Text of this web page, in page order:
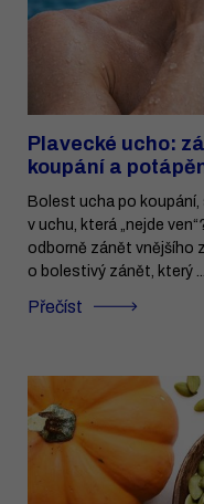
Plavecké ucho:
koupání a
Bolest ucha po
v uchu, která „nejde
odborně zánět vnějšího
o bolestivý zánět, který ...
Přečíst